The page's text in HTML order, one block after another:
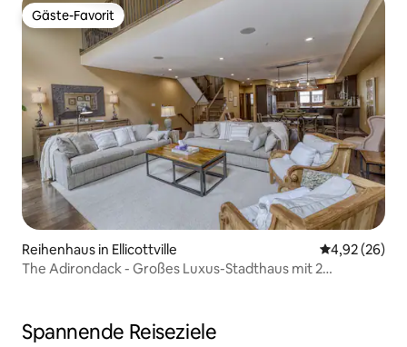
Gäste-Favorit
Gäste-Favorit
Reihenhaus in Ellicottville
4,92 (26)
The Adirondack - Großes Luxus-Stadthaus mit 2
Spannende Reiseziele